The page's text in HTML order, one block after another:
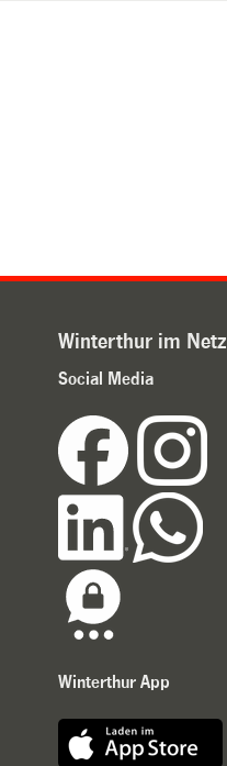
Winterthur im Netz
Social Media
Winterthur App